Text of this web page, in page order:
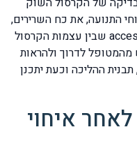
התנועה, את כח השרירים,
את התנועה הנלוות accessory movements שבין עצמות הקרסול
מהמטופל לדרוך ולהראות
ההליכה וכעת יתכנן
לאחר איחוי